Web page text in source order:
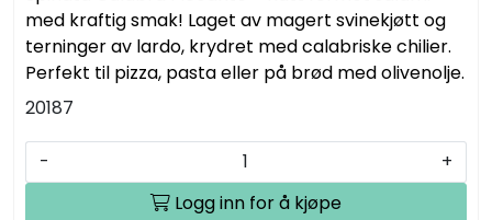
med kraftig smak! Laget av magert svinekjøtt og
terninger av lardo, krydret med calabriske chilier.
Perfekt til pizza, pasta eller på brød med olivenolje.
20187
-
+
Logg inn for å kjøpe